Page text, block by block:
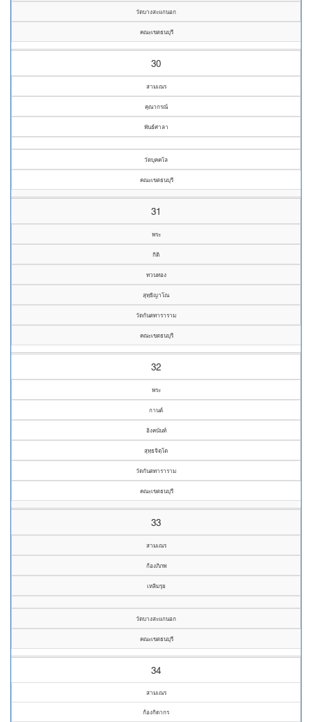
วัดบางสะแกนอก
คณะเขตธนบุรี
30
สามเณร
คุณากรณ์
พันธ์ศาลา
วัดบุคคโล
คณะเขตธนบุรี
31
พระ
กิติ
ทวนทอง
สุทฺธิญาโณ
วัดกันตทาราราม
คณะเขตธนบุรี
32
พระ
กานต์
อิงคนันท์
สุทฺธจิตฺโต
วัดกันตทาราราม
คณะเขตธนบุรี
33
สามเณร
ก้องภิภพ
เหลิมรุย
วัดบางสะแกนอก
คณะเขตธนบุรี
34
สามเณร
ก้องกิดากร